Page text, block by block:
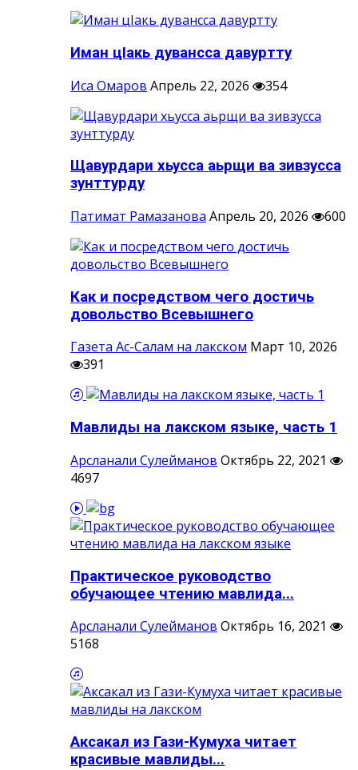
Иман цIакь дувансса давуртту
Иса Омаров Апрель 22, 2026 354
Щавурдари хьусса аьрщи ва зивзусса
зунттурду
Патимат Рамазанова Апрель 20, 2026 600
Как и посредством чего достичь
довольство Всевышнего
Газета Ас-Салам на лакском Март 10, 2026
391
Мавлиды на лакском языке, часть 1
Арсланали Сулейманов Октябрь 22, 2021
4697
Практическое руководство
обучающее чтению мавлида...
Арсланали Сулейманов Октябрь 16, 2021
5168
Аксакал из Гази-Кумуха читает
красивые мавлиды...